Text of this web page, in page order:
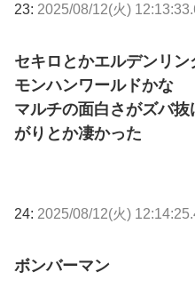
23: 2025/08/12(火)
セキロとかエルデンリ
モンハンワールドかな
マルチの面白さがズバ
がりとか凄かった
24: 2025/08/12(火)
ボンバーマン